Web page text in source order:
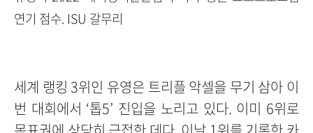
연기 점수. ISU 갈무리
세계 랭킹 3위인 유영은 트리플 악셀을 무기 삼아 이
번 대회에서 ‘톱5’ 진입을 노리고 있다. 이미 6위로